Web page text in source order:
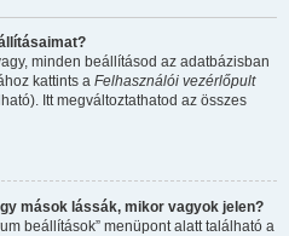
minden beállításod az adatbázisban
kattints a Felhasználói vezérlőpult
Itt megváltoztathatod az összes
mások lássák, mikor vagyok jelen?
beállítások” menüpont alatt található a